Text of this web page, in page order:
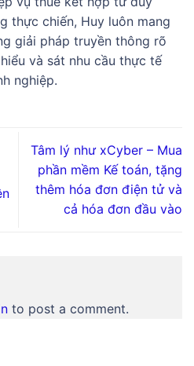
thực chiến, Huy luôn mang
giải pháp truyền thông rõ
và sát nhu cầu thực tế
nghiệp.
Tâm lý như xCyber – Mua
phần mềm Kế toán, tặng
thêm hóa đơn điện tử và
cả hóa đơn đầu vào
to post a comment.